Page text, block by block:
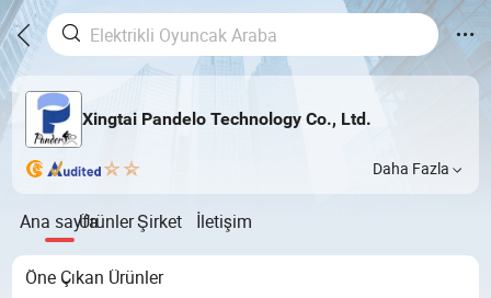
Xingtai Pandelo Technology Co., Ltd.
Daha Fazla
Ana sayfaÜrünlerŞirket İletişim
Öne Çıkan Ürünler